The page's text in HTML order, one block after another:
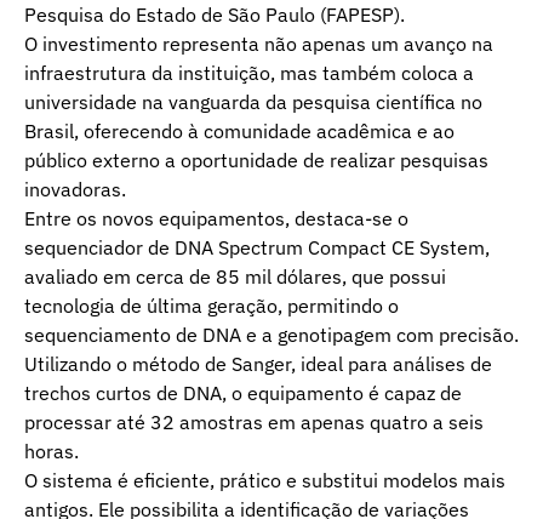
Pesquisa do Estado de São Paulo (FAPESP).
O investimento representa não apenas um avanço na
infraestrutura da instituição, mas também coloca a
universidade na vanguarda da pesquisa científica no
Brasil, oferecendo à comunidade acadêmica e ao
público externo a oportunidade de realizar pesquisas
inovadoras.
Entre os novos equipamentos, destaca-se o
sequenciador de DNA Spectrum Compact CE System,
avaliado em cerca de 85 mil dólares, que possui
tecnologia de última geração, permitindo o
sequenciamento de DNA e a genotipagem com precisão.
Utilizando o método de Sanger, ideal para análises de
trechos curtos de DNA, o equipamento é capaz de
processar até 32 amostras em apenas quatro a seis
horas.
O sistema é eficiente, prático e substitui modelos mais
antigos. Ele possibilita a identificação de variações